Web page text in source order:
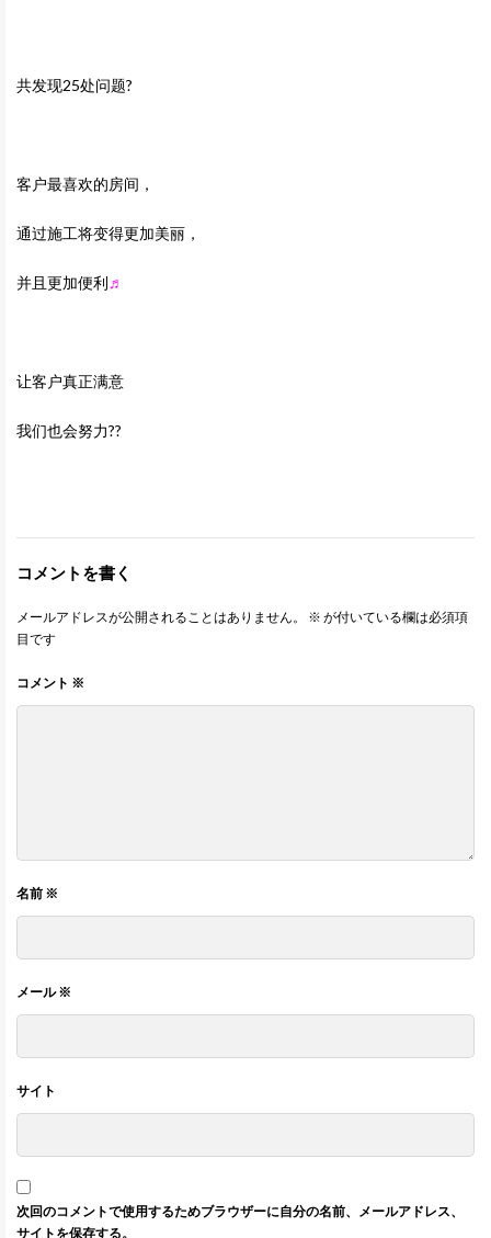
共发现25处问题?
客户最喜欢的房间，
通过施工将变得更加美丽，
并且更加便利♬
让客户真正满意
我们也会努力??
コメントを書く
メールアドレスが公開されることはありません。 ※ が付いている欄は必須項
目です
コメント ※
名前 ※
メール※
サイト
次回のコメントで使用するためブラウザーに自分の名前、メールアドレス、
サイトを保存する。